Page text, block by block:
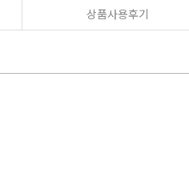
상품사용후기